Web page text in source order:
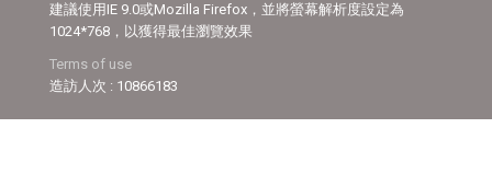
建議使用IE 9.0或Mozilla Firefox，並將螢幕解析度設定為
1024*768，以獲得最佳瀏覽效果
Terms of use
造訪人次 : 10866183